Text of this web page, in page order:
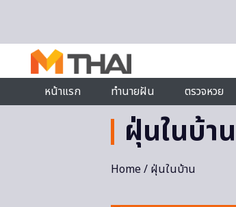
หน้าแรก
ทำนายฝัน ตรวจหวย
ฝุ่นในบ้าน
Home/ ฝุ่นในบ้าน